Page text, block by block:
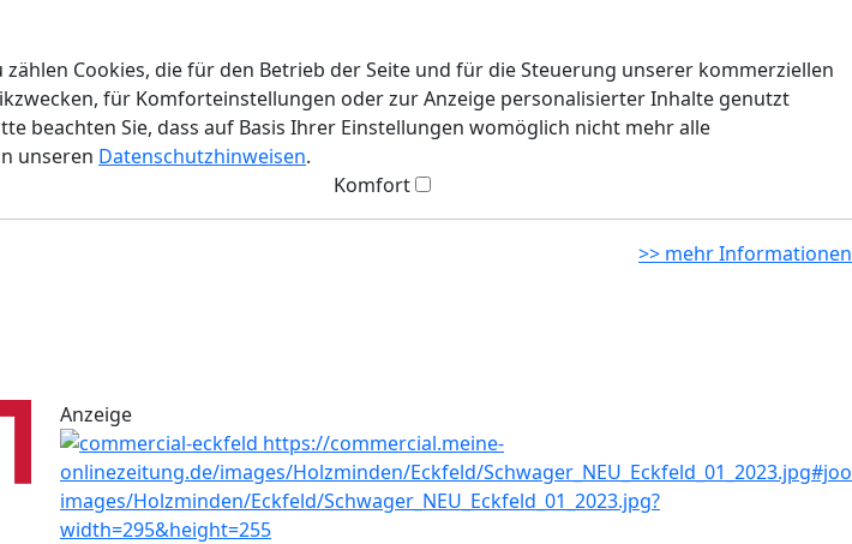
Cookies, die für den Betrieb der Seite und für die Steuerung unserer kommerziellen
für Komforteinstellungen oder zur Anzeige personalisierter Inhalte genutzt
beachten Sie, dass auf Basis Ihrer Einstellungen womöglich nicht mehr alle
unseren Datenschutzhinweisen.
Komfort
>> mehr Informationen
Anzeige